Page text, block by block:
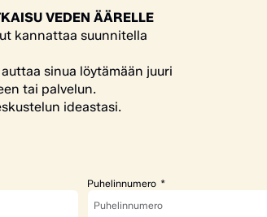
VEDEN ÄÄRELLE
kannattaa suunnitella
sinua löytämään juuri
tai palvelun.
ideastasi.
Puhelinnumero